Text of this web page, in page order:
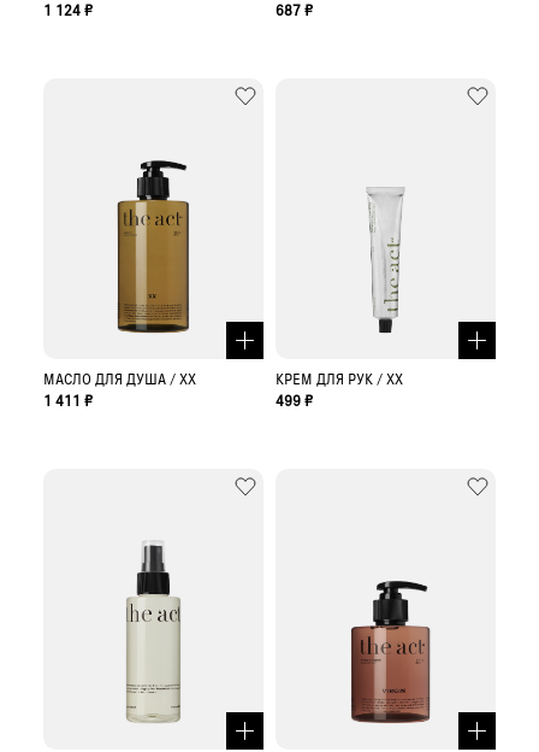
1 124 ₽
687 ₽
МАСЛО ДЛЯ ДУША / XX
1 411 ₽
КРЕМ ДЛЯ РУК / XX
499 ₽